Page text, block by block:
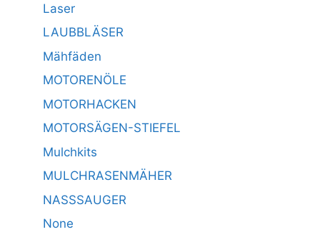
Laser
LAUBBLÄSER
Mähfäden
MOTORENÖLE
MOTORHACKEN
MOTORSÄGEN-STIEFEL
Mulchkits
MULCHRASENMÄHER
NASSSAUGER
None